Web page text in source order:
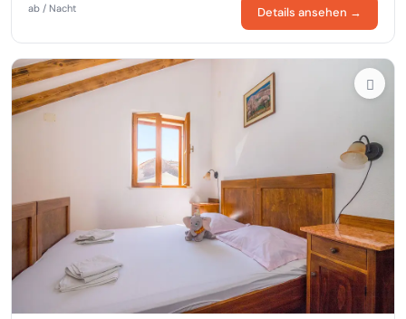
ab / Nacht Details ansehen →